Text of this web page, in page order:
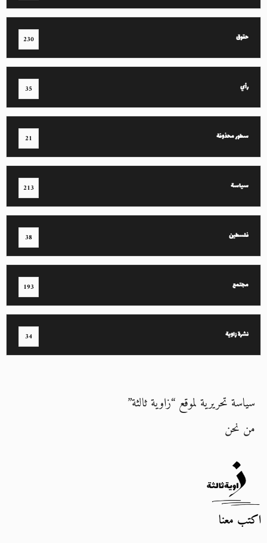
حقوق 230
رأي 35
سطور محذوفة 21
سياسة 213
فلسطين 38
مجتمع 193
نشرة زاوية 34
سياسة تحريرية لموقع “زاوية ثالثة”
من نحن
اكتب معنا